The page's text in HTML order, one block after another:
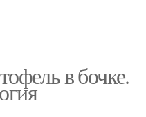
в бочке.